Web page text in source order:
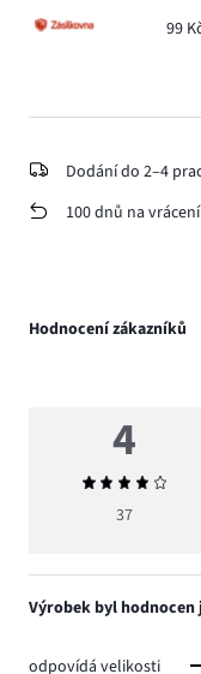
99
Dodání do 2–4
100 dnů na vrácení
Hodnocení zákazníků
4
Průměrné
hodnocení
37
Výrobek byl hodnocen
odpovídá velikosti